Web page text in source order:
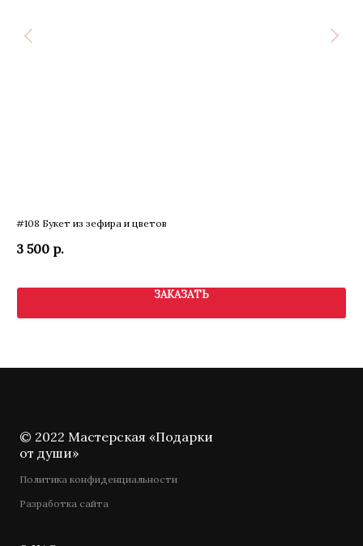
#108 Букет из зефира и цветов
3 500 р.
ЗАКАЗАТЬ
© 2022 Мастерская «Подарки
от души»
Политика конфиденциальности
Разработка сайта